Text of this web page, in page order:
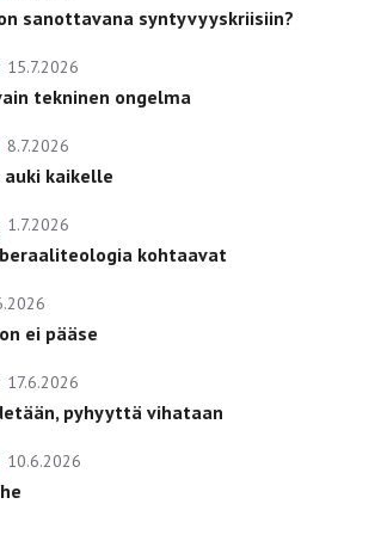
sanottavana syntyvyyskriisiin?
15.7.2026
tekninen ongelma
8.7.2026
kaikelle
1.7.2026
kohtaavat
ei pääse
17.6.2026
pyhyyttä vihataan
10.6.2026